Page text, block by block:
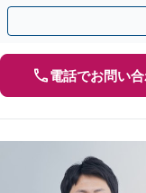
相談可(予約制)】【全国対
電話でお問い